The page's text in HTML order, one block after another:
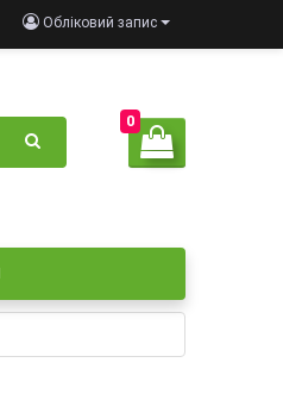
Обліковий запис
0